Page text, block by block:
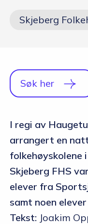
Skjeberg
Søk her
I regi av
arrangert en
Skjeberg FHS
elever fra
samt noen
Tekst: Joakim